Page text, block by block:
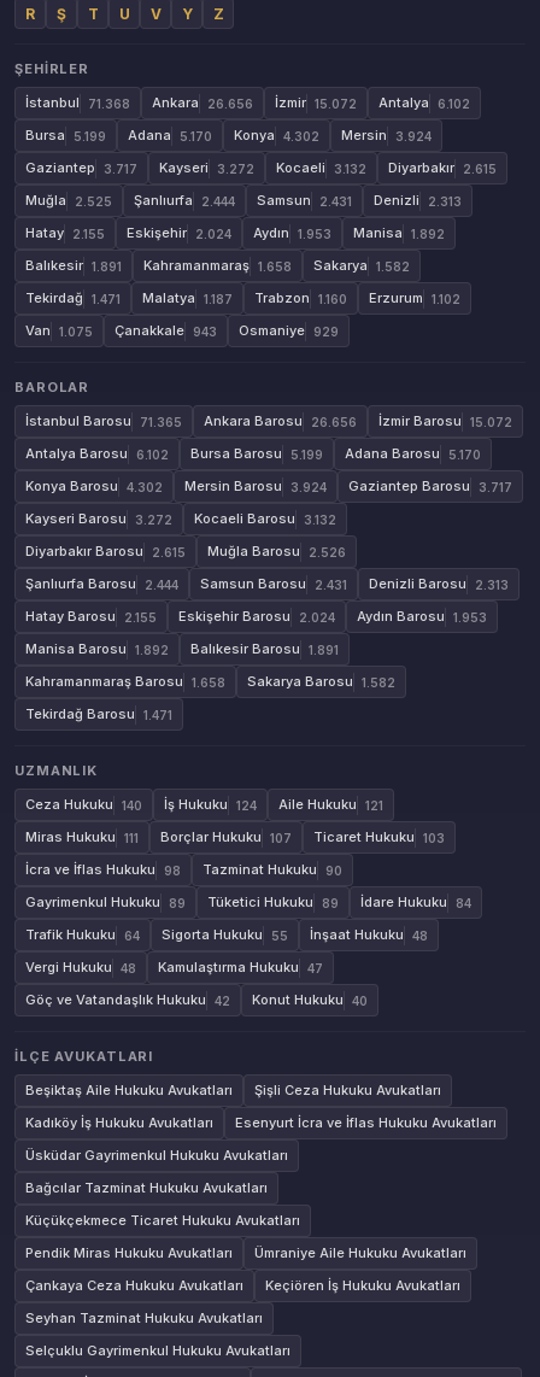
R
Ş T U V Y Z
ŞEHIRLER
İstanbul
71.368 Ankara 26.656 İzmir 15.072 Antalya 6.102
Bursa 5.199 Adana 5.170 Konya 4.302 Mersin 3.924
Gaziantep 3.717 Kayseri 3.272 Kocaeli 3.132 Diyarbakır 2.615
Muğla 2.525 Şanlıurfa 2.444 Samsun 2.431 Denizli 2.313
Hatay 2.155 Eskişehir 2.024 Aydın 1.953 Manisa 1.892
Balıkesir 1.891 Kahramanmaraş 1.658 Sakarya 1.582
Tekirdağ 1.471 Malatya 1.187 Trabzon 1.160 Erzurum 1.102
Van 1.075 Çanakkale 943 Osmaniye 929
BAROLAR
İstanbul Barosu
71.365 Ankara Barosu 26.656 İzmir Barosu 15.072
Antalya Barosu 6.102 Bursa Barosu 5.199 Adana Barosu 5.170
Konya Barosu 4.302 Mersin Barosu 3.924 Gaziantep Barosu 3.717
Kayseri Barosu 3.272 Kocaeli Barosu 3.132
Diyarbakır Barosu 2.615 Muğla Barosu 2.526
Şanlıurfa Barosu 2.444 Samsun Barosu 2.431 Denizli Barosu 2.313
Hatay Barosu 2.155 Eskişehir Barosu 2.024 Aydın Barosu 1.953
Manisa Barosu 1.892 Balıkesir Barosu 1.891
Kahramanmaraş Barosu 1.658 Sakarya Barosu 1.582
Tekirdağ Barosu 1.471
UZMANLIK
Ceza Hukuku
140 İş Hukuku 124 Aile Hukuku 121
Miras Hukuku 111 Borçlar Hukuku 107 Ticaret Hukuku 103
İcra ve İflas Hukuku 98 Tazminat Hukuku 90
Gayrimenkul Hukuku 89 Tüketici Hukuku 89 İdare Hukuku 84
Trafik Hukuku 64 Sigorta Hukuku 55 İnşaat Hukuku 48
Vergi Hukuku 48 Kamulaştırma Hukuku 47
Göç ve Vatandaşlık Hukuku 42 Konut Hukuku 40
İLÇE AVUKATLARI
Beşiktaş Aile Hukuku Avukatları
Şişli Ceza Hukuku Avukatları
Kadıköy İş Hukuku Avukatları
Esenyurt İcra ve İflas Hukuku Avukatları
Üsküdar Gayrimenkul Hukuku Avukatları
Bağcılar Tazminat Hukuku Avukatları
Küçükçekmece Ticaret Hukuku Avukatları
Pendik Miras Hukuku Avukatları
Ümraniye Aile Hukuku Avukatları
Çankaya Ceza Hukuku Avukatları
Keçiören İş Hukuku Avukatları
Seyhan Tazminat Hukuku Avukatları
Selçuklu Gayrimenkul Hukuku Avukatları